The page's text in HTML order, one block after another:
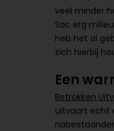
veel minder
Sac erg
heb het al
zich hierbij
Een
Betrokken
uitvaart echt